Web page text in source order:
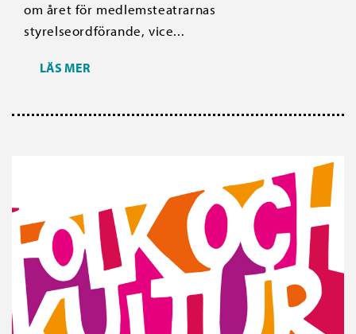
om året för medlemsteatrarnas
styrelseordförande, vice...
LÄS MER